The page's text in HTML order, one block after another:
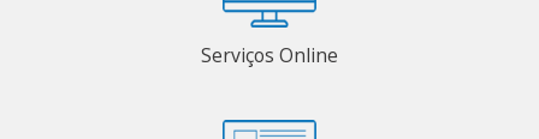
Serviços Online